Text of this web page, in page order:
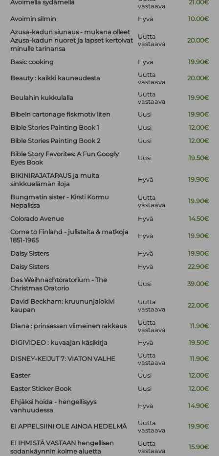
Avoimella sydämellä
vastaava
21.00€
Avoimin silmin Hyvä
10.00€
Azusa-kadun siunaus - mukana olleet
Azusa-kadun nuoret ja lapset kertoivat
minulle tarinansa
Uutta
vastaava
20.00€
Basic cooking Hyvä 19.90€
Beauty : kaikki kauneudesta
Uutta
vastaava
20.00€
Beulahin kukkulalla
Uutta
vastaava
19.90€
Bibeln cartonage fiskmotiv liten Uusi
19.90€
Bible Stories Painting Book 1
Uusi
12.00€
Bible Stories Painting Book 2
Uusi
12.00€
Bible Story Favorites: A Fun Googly
Eyes Book
Uusi 19.50€
BIKINIRAJATAPAUS ja muita
sinkkuelämän iloja
Hyvä 19.90€
Bungmatin sister - Kirsti Kormu
Nepalissa
Uutta
vastaava
19.90€
Colorado Avenue Hyvä
14.50€
Come to Finland - julisteita & matkoja
1851-1965
Hyvä 19.90€
Daisy Sisters Hyvä
19.90€
Daisy Sisters
Hyvä
22.90€
Das Weihnachtoratorium - The
Christmas Oratorio
Uusi 39.00€
David Beckham: kruununjalokivi
kaupan
Uutta
vastaava
22.00€
Diana : prinsessan viimeinen rakkaus
Uutta
vastaava
11.90€
DIGIVIDEO : kuvaajan käsikirja Hyvä 19.50€
DISNEY-KEIJUT 7: VIATON VALHE
Uutta
vastaava
11.90€
Easter Uusi
12.00€
Easter Sticker Book
Uusi
12.00€
Ehjäksi hoida - hengellisyys
vanhuudessa
Hyvä 14.90€
EI APPELSIINI OLE AINOA HEDELMÄ
Uutta
vastaava
19.90€
EI IHMISTÄ VASTAAN hengellisen
sodankäynnin kolme aluetta
Uutta
vastaava
15.90€